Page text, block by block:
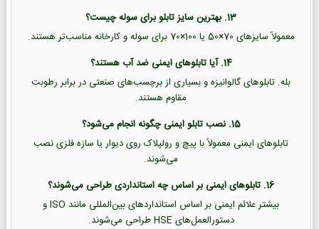
13. بهترین سایز تابلو برای سوله چیست؟
معمولاً سایزهای 70×50 یا 100×70 برای سوله و کارخانه مناسب‌تر هستند.
14. آیا تابلوهای ایمنی ضد آب هستند؟
بله. تابلوهای گالوانیزه و بسیاری از برچسب‌های صنعتی در برابر رطوبت
مقاوم هستند.
15. نصب تابلو ایمنی چگونه انجام می‌شود؟
تابلوهای ایمنی معمولاً با پیچ و رولپلاک روی دیوار یا سازه فلزی نصب
می‌شوند.
16. تابلوهای ایمنی بر اساس چه استانداردی طراحی می‌شوند؟
بیشتر علائم ایمنی بر اساس استانداردهای بین‌المللی مانند ISO و
دستورالعمل‌های HSE طراحی می‌شوند.